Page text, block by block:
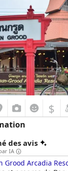
$
des avis
IA
Grood Arcadia